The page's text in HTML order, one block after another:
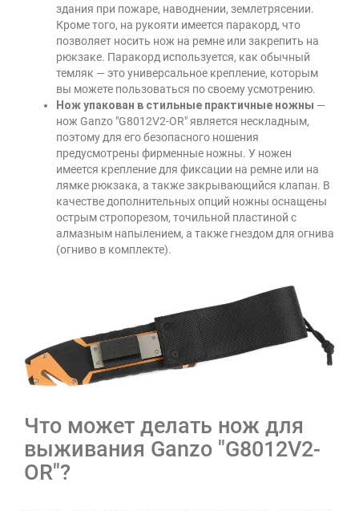
здания при пожаре, наводнении, землетрясении.
Кроме того, на рукояти имеется паракорд, что
позволяет носить нож на ремне или закрепить на
рюкзаке. Паракорд используется, как обычный
темляк — это универсальное крепление, которым
вы можете пользоваться по своему усмотрению.
Нож упакован в стильные практичные ножны —
нож Ganzo "G8012V2-OR" является нескладным,
поэтому для его безопасного ношения
предусмотрены фирменные ножны. У ножен
имеется крепление для фиксации на ремне или на
лямке рюкзака, а также закрывающийся клапан. В
качестве дополнительных опций ножны оснащены
острым стропорезом, точильной пластиной с
алмазным напылением, а также гнездом для огнива
(огниво в комплекте).
Что может делать нож для
выживания Ganzo "G8012V2-
OR"?